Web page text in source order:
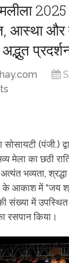
और
सोसायटी (पंजी.)
मेला का छठी
भव्यता,
के आकाश में “जय
संख्या में उपस्थित
रसपान किया।